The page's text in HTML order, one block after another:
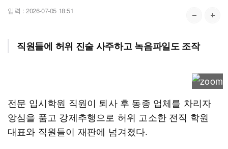
입력 : 2026-07-05 18:51
직원들에 허위 진술 사주하고 녹음파일도 조작
전문 입시학원 직원이 퇴사 후 동종 업체를 차리자
앙심을 품고 강제추행으로 허위 고소한 전직 학원
대표와 직원들이 재판에 넘겨졌다.